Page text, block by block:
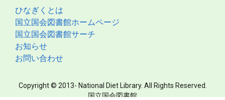
ひなぎくとは
国立国会図書館ホームページ
国立国会図書館サーチ
お知らせ
お問い合わせ
Copyright © 2013- National Diet Library. All Rights Reserved.